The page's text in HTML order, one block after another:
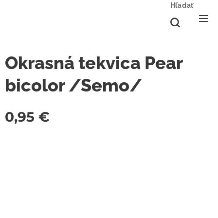
Hľadať
Okrasná tekvica Pear
bicolor /Semo/
0,95 €